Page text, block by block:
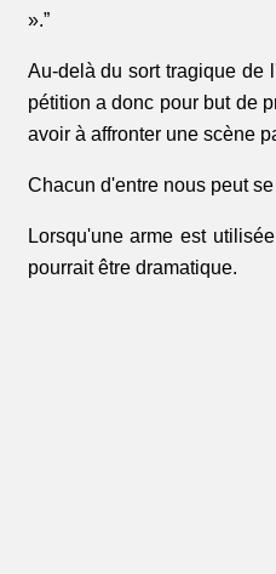
».”
Au-delà du sort tragique de
pétition a donc pour but de
avoir à affronter une scène
Chacun d'entre nous peut
Lorsqu'une arme est
pourrait être dramatique.